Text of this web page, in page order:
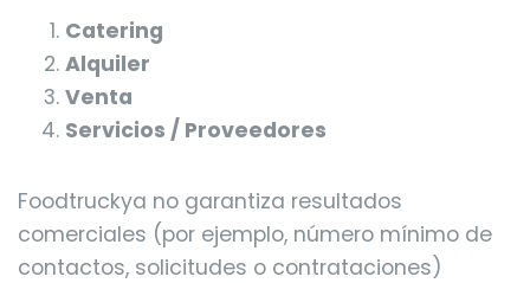
Catering
Alquiler
Venta
Servicios / Proveedores
Foodtruckya no garantiza resultados
comerciales (por ejemplo, número mínimo de
contactos, solicitudes o contrataciones)